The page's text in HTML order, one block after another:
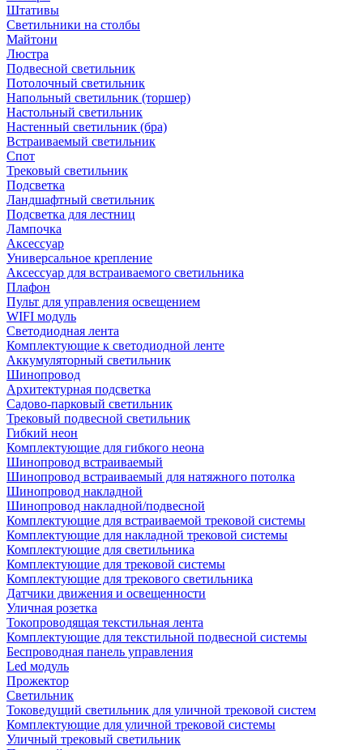
Штативы
Светильники на столбы
Майтони
Люстра
Подвесной светильник
Потолочный светильник
Напольный светильник (торшер)
Настольный светильник
Настенный светильник (бра)
Встраиваемый светильник
Спот
Трековый светильник
Подсветка
Ландшафтный светильник
Подсветка для лестниц
Лампочка
Аксессуар
Универсальное крепление
Аксессуар для встраиваемого светильника
Плафон
Пульт для управления освещением
WIFI модуль
Светодиодная лента
Комплектующие к светодиодной ленте
Аккумуляторный светильник
Шинопровод
Архитектурная подсветка
Садово-парковый светильник
Трековый подвесной светильник
Гибкий неон
Комплектующие для гибкого неона
Шинопровод встраиваемый
Шинопровод встраиваемый для натяжного потолка
Шинопровод накладной
Шинопровод накладной/подвесной
Комплектующие для встраиваемой трековой системы
Комплектующие для накладной трековой системы
Комплектующие для светильника
Комплектующие для трековой системы
Комплектующие для трекового светильника
Датчики движения и освещенности
Уличная розетка
Токопроводящая текстильная лента
Комплектующие для текстильной подвесной системы
Беспроводная панель управления
Led модуль
Прожектор
Светильник
Токоведущий светильник для уличной трековой систем
Комплектующие для уличной трековой системы
Уличный трековый светильник